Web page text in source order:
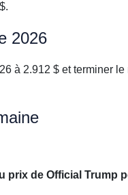
2026
à 2.912 $ et terminer
prix de Official Trump